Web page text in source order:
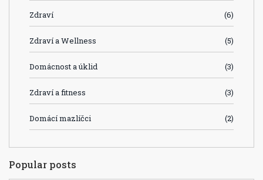
Zdraví (6)
Zdraví a Wellness (5)
Domácnost a úklid (3)
Zdraví a fitness (3)
Domácí mazlíčci (2)
Popular posts